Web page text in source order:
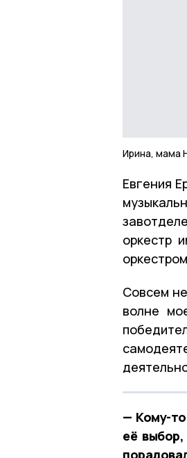
Ирина, мама
Евгения
оркестр
Совсем
волне
— Кому-
её